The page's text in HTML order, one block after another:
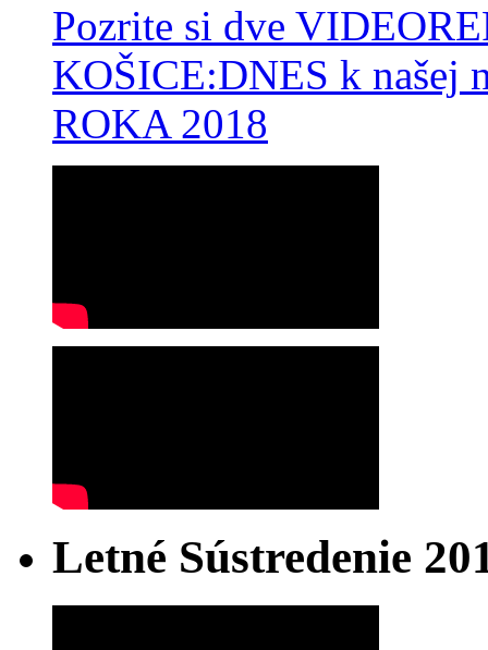
Pozrite si dve
KOŠICE:DNES k
ROKA 2018
Letné Sústredenie